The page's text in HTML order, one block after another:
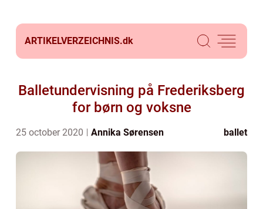
ARTIKELVERZEICHNIS.dk
Balletundervisning på Frederiksberg
for børn og voksne
25 october 2020 Annika Sørensen ballet